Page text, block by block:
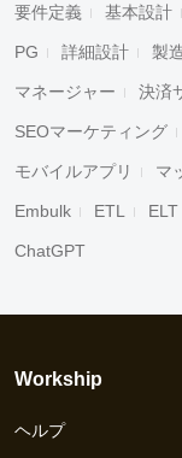
要件定義 基本設計
PG 詳細設計 製
マネージャー 決済
SEOマーケティング
モバイルアプリ マ
Embulk ETL ELT
ChatGPT
Workship
ヘルプ